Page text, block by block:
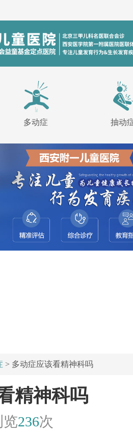
多动症 抽动
> 多动症应该看精神科吗
精神科吗
览236次